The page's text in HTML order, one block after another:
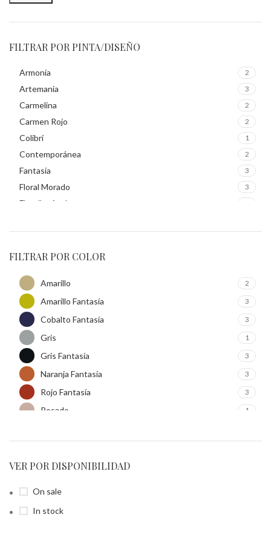
FILTRAR POR PINTA/DISEÑO
Armonía 2
Artemania 3
Carmelina 2
Carmen Rojo 2
Colibrí 1
Contemporánea 2
Fantasía 3
Floral Morado 3
Florelba Azul
Inspiración
Mayoral 2
Navidad 2
Nido Verde 2
Primavera 1
Terracota 2
Turquesa 3
FILTRAR POR COLOR
Amarillo 2
Amarillo Fantasía 3
Cobalto Fantasía 3
Gris 1
Gris Fantasía 3
Naranja Fantasía 3
Rojo Fantasía 3
Rosado 1
Verde Fantasía
VER POR DISPONIBILIDAD
On sale
In stock